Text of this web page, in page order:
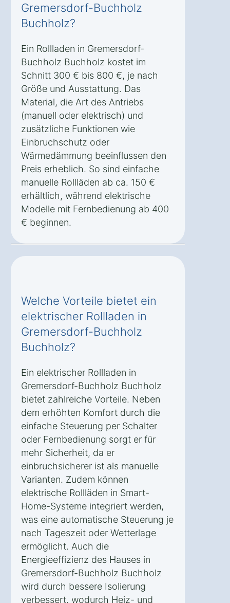
Gremersdorf-Buchholz
Buchholz?
Ein Rollladen in Gremersdorf-
Buchholz Buchholz kostet im
Schnitt 300 € bis 800 €, je nach
Größe und Ausstattung. Das
Material, die Art des Antriebs
(manuell oder elektrisch) und
zusätzliche Funktionen wie
Einbruchschutz oder
Wärmedämmung beeinflussen den
Preis erheblich. So sind einfache
manuelle Rollläden ab ca. 150 €
erhältlich, während elektrische
Modelle mit Fernbedienung ab 400
€ beginnen.
Welche Vorteile bietet ein
elektrischer Rollladen in
Gremersdorf-Buchholz
Buchholz?
Ein elektrischer Rollladen in
Gremersdorf-Buchholz Buchholz
bietet zahlreiche Vorteile. Neben
dem erhöhten Komfort durch die
einfache Steuerung per Schalter
oder Fernbedienung sorgt er für
mehr Sicherheit, da er
einbruchsicherer ist als manuelle
Varianten. Zudem können
elektrische Rollläden in Smart-
Home-Systeme integriert werden,
was eine automatische Steuerung je
nach Tageszeit oder Wetterlage
ermöglicht. Auch die
Energieeffizienz des Hauses in
Gremersdorf-Buchholz Buchholz
wird durch bessere Isolierung
verbessert, wodurch Heiz- und